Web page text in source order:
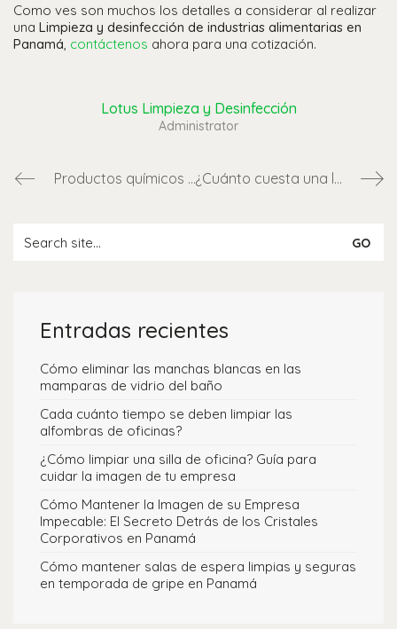
Como ves son muchos los detalles a considerar al realizar
una Limpieza y desinfección de industrias alimentarias en
Panamá, contáctenos ahora para una cotización.
Lotus Limpieza y Desinfección
Administrator
Productos químicos de limpieza que no debes mezclar ¿Cuánto cuesta una limpieza post construcción en Panamá?
Entradas recientes
Cómo eliminar las manchas blancas en las
mamparas de vidrio del baño
Cada cuánto tiempo se deben limpiar las
alfombras de oficinas?
¿Cómo limpiar una silla de oficina? Guía para
cuidar la imagen de tu empresa
Cómo Mantener la Imagen de su Empresa
Impecable: El Secreto Detrás de los Cristales
Corporativos en Panamá
Cómo mantener salas de espera limpias y seguras
en temporada de gripe en Panamá